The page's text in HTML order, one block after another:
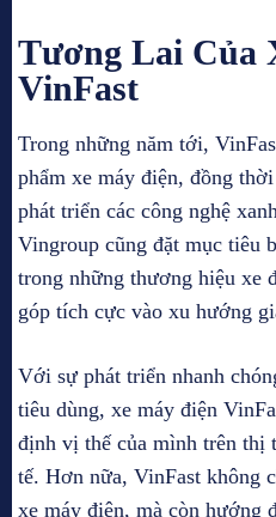
Tương Lai Của
VinFast
Trong những năm tới,
phẩm xe máy điện, đồng
phát triển các công nghệ
Vingroup cũng đặt mục tiêu
trong những thương hiệu xe
góp tích cực vào xu hướng
Với sự phát triển nhanh
tiêu dùng, xe máy điện
định vị thế của mình trên thị
tế. Hơn nữa, VinFast không
xe máy điện, mà còn hướng